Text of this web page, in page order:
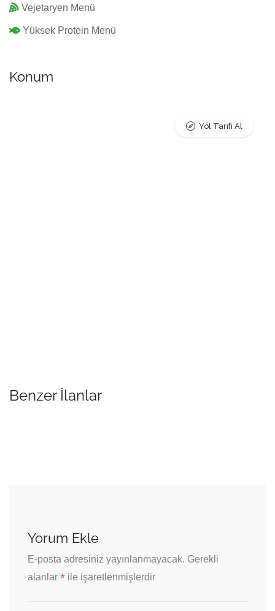
Vejetaryen Menü
Yüksek Protein Menü
Konum
Yol Tarifi Al
Benzer İlanlar
Yorum Ekle
E-posta adresiniz yayınlanmayacak. Gerekli
alanlar * ile işaretlenmişlerdir